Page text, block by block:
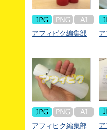
アフィピク編集部
アフィピク編集部